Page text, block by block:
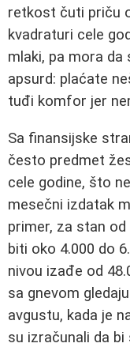
retkost čuti priču
kvadraturi cele
mlaki, pa mora da
apsurd: plaćate
tuđi komfor jer
Sa finansijske
često predmet
cele godine, što
mesečni izdatak
primer, za stan
biti oko 4.000 do
nivou izađe od
sa gnevom
avgustu, kada je
su izračunali da